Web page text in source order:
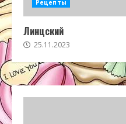
Рецепты
Линцский
25.11.2023